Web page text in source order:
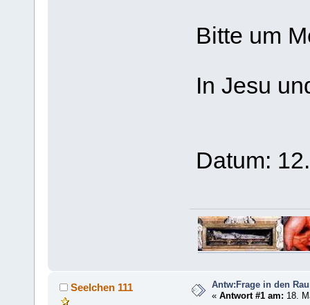
Bitte um
In Jesu
Datum:
Seelchen 111
Antw:Frage in den
«Antwort #1 am: 18.